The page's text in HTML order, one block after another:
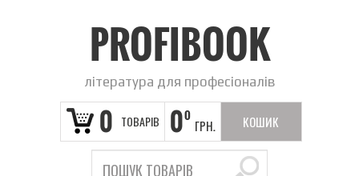
PROFIBOOK
література для професіоналів
0 ТОВАРІВ 00
ГРН. КОШИК
ПОРОЖНІЙ